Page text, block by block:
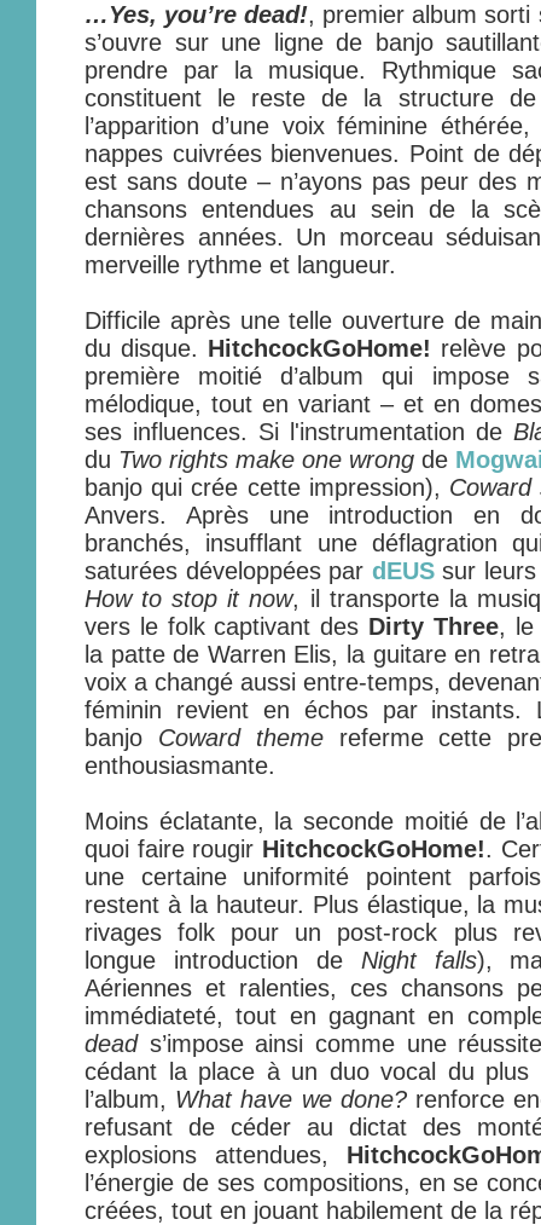
…Yes, you’re dead!, premier album sorti
s’ouvre sur une ligne de banjo
prendre par la musique. Rythmique
constituent le reste de la structure
l’apparition d’une voix féminine
nappes cuivrées bienvenues. Point de
est sans doute – n’ayons pas peur des
chansons entendues au sein de la
dernières années. Un morceau
merveille rythme et langueur.
Difficile après une telle ouverture de
du disque. HitchcockGoHome! relève
première moitié d’album qui impose
mélodique, tout en variant – et en
ses influences. Si l'instrumentation de
du Two rights make one wrong de
banjo qui crée cette impression), Coward
Anvers. Après une introduction en
branchés, insufflant une déflagration
saturées développées par dEUSsur leurs
How to stop it now, il transporte la
vers le folk captivant des Dirty Three, le
la patte de Warren Elis, la guitare en
voix a changé aussi entre-temps,
féminin revient en échos par instants.
banjo Coward themereferme cette
enthousiasmante.
Moins éclatante, la seconde moitié de
quoi faire rougir HitchcockGoHome!.
une certaine uniformité pointent
restent à la hauteur. Plus élastique, la
rivages folk pour un post-rock plus
longue introduction de Night falls),
Aériennes et ralenties, ces chansons
immédiateté, tout en gagnant en
deads’impose ainsi comme une
cédant la place à un duo vocal du
l’album, What have we done?renforce
refusant de céder au dictat des
explosions attendues,
l’énergie de ses compositions, en se
créées, tout en jouant habilement de la